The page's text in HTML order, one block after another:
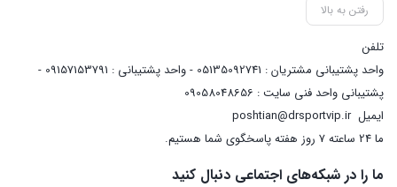
رفتن به بالا
تلفن
واحد پشتیبانی مشتریان : 05135092741 - واحد پشتیبانی : 09157153791 -
پشتیبانی واحد فنی سایت : 09058048656
ایمیلposhtian@drsportvip.ir
ما 24 ساعته 7 روز هفته پاسخگوی شما هستیم.
ما را در شبکه‌های اجتماعی دنبال کنید